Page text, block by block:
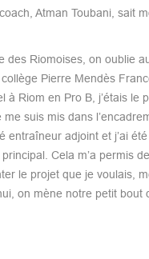
Atman Toubani, sait
Riomoises, on oublie
Pierre Mendès
Riom en Pro B, j’étais le
suis mis dans
entraîneur adjoint et j’ai
Cela m’a permis
le projet que je voulais,
on mène notre petit bout